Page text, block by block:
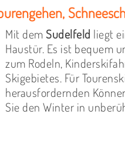
Mit demSudelfeld liegt
Haustür. Es ist bequem
zum Rodeln,
Skigebietes. Für
herausfordernden
Sie den Winter in